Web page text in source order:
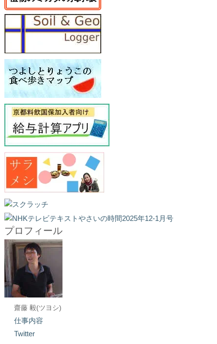
プロフィール
齋藤 毅(ツヨシ)
仕事内容
Twitter